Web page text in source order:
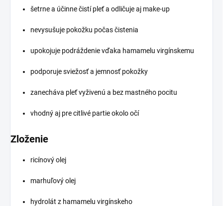
šetrne a účinne čistí pleť a odličuje aj make-up
nevysušuje pokožku počas čistenia
upokojuje podráždenie vďaka hamamelu virgínskemu
podporuje sviežosť a jemnosť pokožky
zanecháva pleť vyživenú a bez mastného pocitu
vhodný aj pre citlivé partie okolo očí
Zloženie
ricínový olej
marhuľový olej
hydrolát z hamamelu virgínskeho